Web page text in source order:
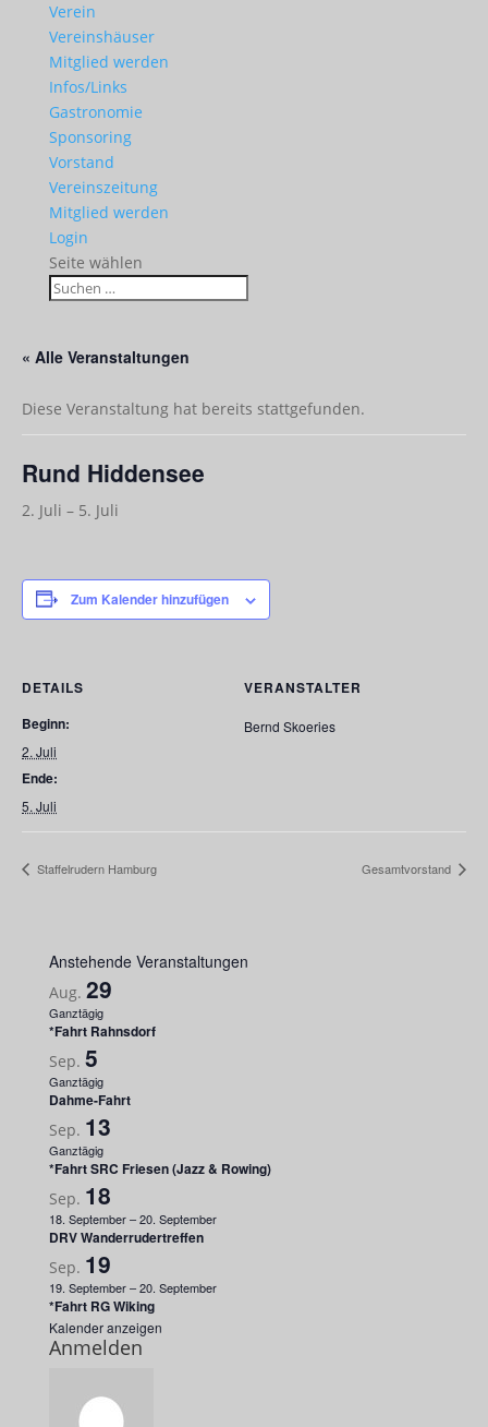
Verein
Vereinshäuser
Mitglied werden
Infos/Links
Gastronomie
Sponsoring
Vorstand
Vereinszeitung
Mitglied werden
Login
Seite wählen
« Alle Veranstaltungen
Diese Veranstaltung hat bereits stattgefunden.
Rund Hiddensee
2. Juli – 5. Juli
Zum Kalender hinzufügen
DETAILS
Beginn:
2. Juli
Ende:
5. Juli
VERANSTALTER
Bernd Skoeries
Staffelrudern Hamburg Gesamtvorstand
Anstehende Veranstaltungen
Aug. 29
Ganztägig
*Fahrt Rahnsdorf
Sep. 5
Ganztägig
Dahme-Fahrt
Sep. 13
Ganztägig
*Fahrt SRC Friesen (Jazz & Rowing)
Sep. 18
18. September–20. September
DRV Wanderrudertreffen
Sep. 19
19. September–20. September
*Fahrt RG Wiking
Kalender anzeigen
Anmelden